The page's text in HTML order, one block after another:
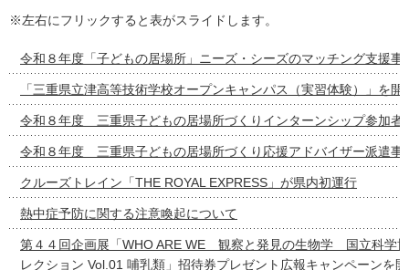
※左右にフリックすると表がスライドします。
令和８年度「子どもの居場所」ニーズ・シーズのマッチング支援事
「三重県立津高等技術学校オープンキャンパス（実習体験）」を開
令和８年度 三重県子どもの居場所づくりインターンシップ参加者
令和８年度 三重県子どもの居場所づくり応援アドバイザー派遣事
クルーズトレイン「THE ROYAL EXPRESS」が県内初運行
熱中症予防に関する注意喚起について
第４４回企画展「WHO ARE WE 観察と発見の生物学 国立科学
レクション Vol.01 哺乳類」招待券プレゼント広報キャンペーンを